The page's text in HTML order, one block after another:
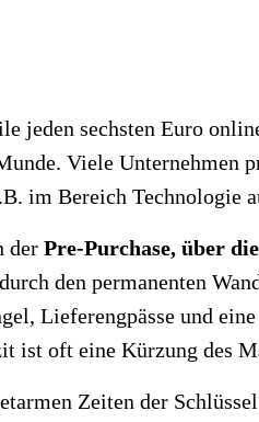
sechsten Euro
Viele Unternehmen
im Bereich Technologie
der Pre-Purchase, über
den permanenten
Lieferengpässe und
ist oft eine Kürzung des
Zeiten der